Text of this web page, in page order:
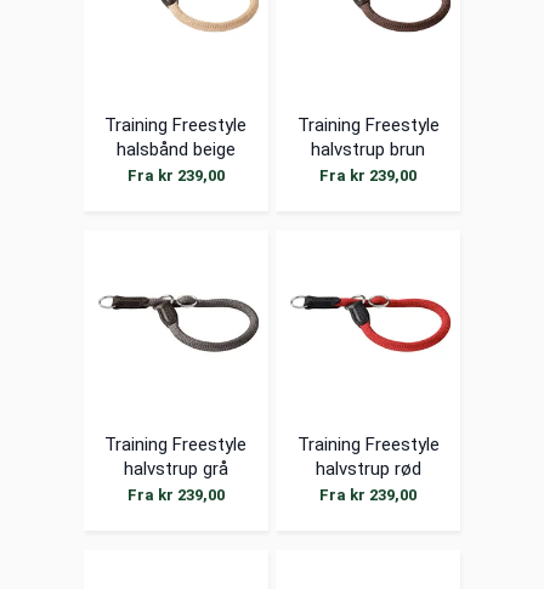
Training Freestyle
halsbånd beige
Fra kr 239,00
Training Freestyle
halvstrup brun
Fra kr 239,00
Training Freestyle
halvstrup grå
Fra kr 239,00
Training Freestyle
halvstrup rød
Fra kr 239,00